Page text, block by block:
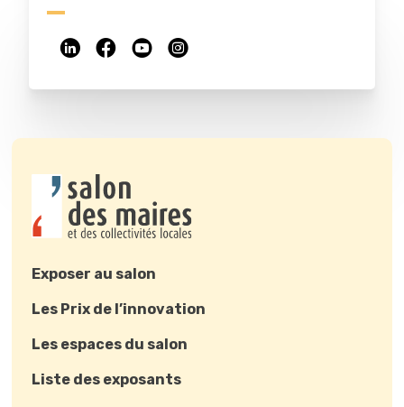
Exposer au salon
Les Prix de l’innovation
Les espaces du salon
Liste des exposants